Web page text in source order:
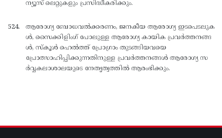
ന്യൂസ് ലെറ്റുകളും പ്രസിദ്ധീകരിക്കും.
ആരോഗ്യ ബോധവല്‍ക്കരണം, ജനകീയ ആരോഗ്യ ഇടപെടലുക
ള്‍, സൈക്കിളിംഗ് പോലുള്ള ആരോഗ്യ കായിക പ്രവര്‍ത്തനങ്ങ
ള്‍, സ്കൂള്‍ ഹെല്‍ത്ത് പ്രോഗ്രാം തുടങ്ങിയവയെ
പ്രോത്സാഹിപ്പിക്കുന്നതിനുള്ള പ്രവര്‍ത്തനങ്ങള്‍ ആരോഗ്യ സ
ര്‍വ്വകലാശാലയുടെ നേതൃത്വത്തില്‍ ആരംഭിക്കും.